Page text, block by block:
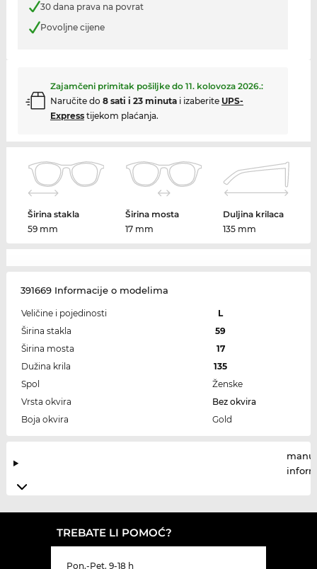
30 dana prava na povrat
Povoljne cijene
Zajamčeni primitak pošiljke do 11. kolovoza 2026.:
Naručite do 8 sati i 23 minutai izaberite UPS-
Expresstijekom plaćanja.
Širina stakla
59 mm
Širina mosta
17 mm
Duljina krilaca
135 mm
391669 Informacije o modelima
Veličine i pojedinosti
L
Širina stakla
59
Širina mosta
17
Dužina krila
135
Spol
Ženske
Vrsta okvira
Bez okvira
Boja okvira
Gold
TREBATE LI POMOĆ?
Pon.-Pet. 9-18 h